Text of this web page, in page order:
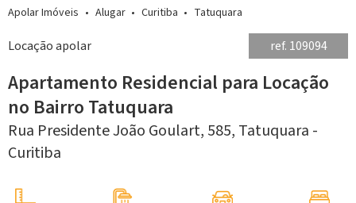
Apolar Imóveis Alugar Curitiba Tatuquara
Locação apolar ref. 109094
Apartamento Residencial para Locação
no Bairro Tatuquara
Rua Presidente João Goulart, 585, Tatuquara -
Curitiba